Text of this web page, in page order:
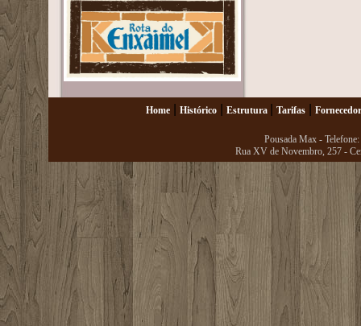
Home| Histórico| Estrutura Tarifas|
Pousada Max -
Rua XV de Novembro, 257 -